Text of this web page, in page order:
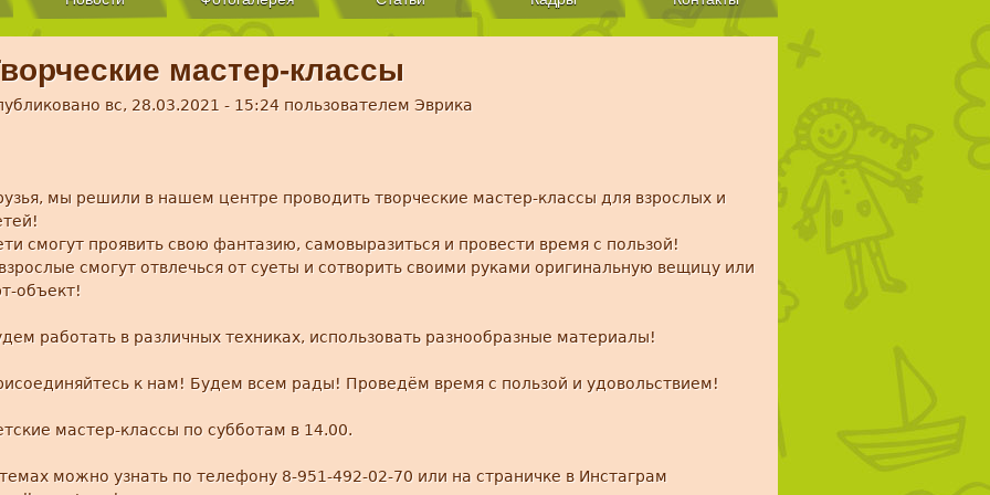
мастер-классы
вс, 28.03.2021 - 15:24 пользователем Эврика
мы решили в нашем центре проводить творческие мастер-классы для взрослых и
смогут проявить свою фантазию, самовыразиться и провести время с пользой!
смогут отвлечься от суеты и сотворить своими руками оригинальную вещицу или
объект!
работать в различных техниках, использовать разнообразные материалы!
к нам! Будем всем рады! Проведём время с пользой и удовольствием!
мастер-классы по субботам в 14.00.
можно узнать по телефону 8-951-492-02-70 или на страничке в Инстаграм